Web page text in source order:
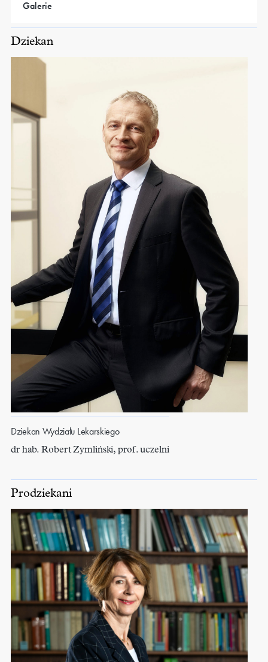
Galerie
Dziekan
Dziekan Wydziału Lekarskiego
dr hab. Robert Zymliński, prof. uczelni
Prodziekani